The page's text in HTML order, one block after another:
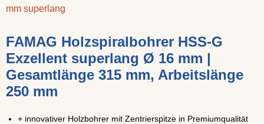
mm superlang
FAMAG Holzspiralbohrer HSS-G
Exzellent superlang Ø 16 mm |
Gesamtlänge 315 mm, Arbeitslänge
250 mm
+ innovativer Holzbohrer mit Zentrierspitze in Premiumqualität